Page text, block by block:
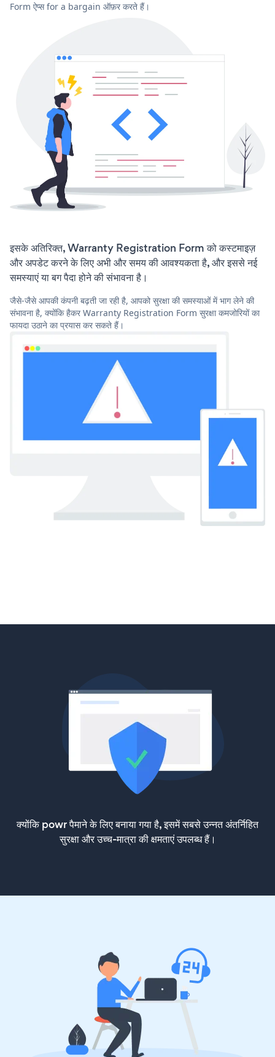
Form ऐप्स for a bargain ऑफ़र करते हैं।
इसके अतिरिक्त, Warranty Registration Form को कस्टमाइज़
और अपडेट करने के लिए अभी और समय की आवश्यकता है, और इससे नई
समस्याएं या बग पैदा होने की संभावना है।
जैसे-जैसे आपकी कंपनी बढ़ती जा रही है, आपको सुरक्षा की समस्याओं में भाग लेने की
संभावना है, क्योंकि हैकर Warranty Registration Form सुरक्षा कमजोरियों का
फायदा उठाने का प्रयास कर सकते हैं।
क्योंकि powr पैमाने के लिए बनाया गया है, इसमें सबसे उन्नत अंतर्निहित
सुरक्षा और उच्च-मात्रा की क्षमताएं उपलब्ध हैं।